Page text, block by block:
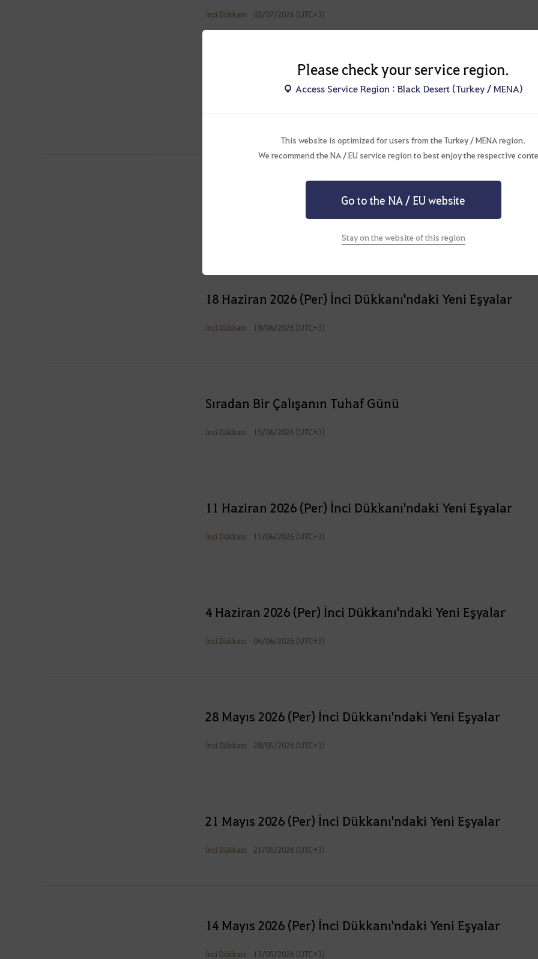
İnci Dükkanı 02/07/2026 (UTC+3)
25 Haziran 2026 (Per) İnci Dükkanı'ndaki Yeni Eşyalar
Yeni Kıyafet, Mesai Saati
18 Haziran 2026 (Per) İnci Dükkanı'ndaki Yeni Eşyalar
İnci Dükkanı 18/06/2026 (UTC+3)
Sıradan Bir Çalışanın Tuhaf Günü
İnci Dükkanı 15/06/2026 (UTC+3)
11 Haziran 2026 (Per) İnci Dükkanı'ndaki Yeni Eşyalar
İnci Dükkanı 11/06/2026 (UTC+3)
4 Haziran 2026 (Per) İnci Dükkanı'ndaki Yeni Eşyalar
İnci Dükkanı 04/06/2026 (UTC+3)
28 Mayıs 2026 (Per) İnci Dükkanı'ndaki Yeni Eşyalar
İnci Dükkanı 28/05/2026 (UTC+3)
21 Mayıs 2026 (Per) İnci Dükkanı'ndaki Yeni Eşyalar
İnci Dükkanı 21/05/2026 (UTC+3)
14 Mayıs 2026 (Per) İnci Dükkanı'ndaki Yeni Eşyalar
İnci Dükkanı 13/05/2026 (UTC+3)
Please check your service region.
Access Service Region : Black Desert (Turkey / MENA)
This website is optimized for users from the Turkey / MENA region.
We recommend the NA / EU service region to best enjoy the respective
Go to the NA / EU website
Stay on the website of this region